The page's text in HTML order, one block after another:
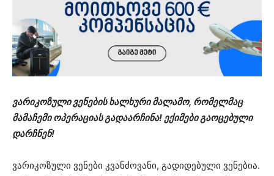
ვარიკოზული ვენების ხალხური მალამო, რომელმაც
მამაჩემი ოპერაციას გადაარჩინა! ექიმები გაოცებული
დარჩნენ!
ვარიკოზული ვენები კვანძოვანი, გადიდებული ვენებია.